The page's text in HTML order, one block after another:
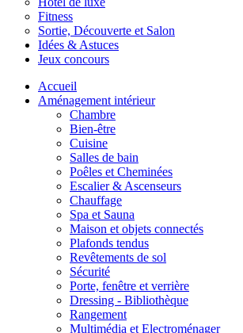
Fitness
Sortie, Découverte et Salon
Idées & Astuces
Jeux concours
Accueil
Aménagement intérieur
Chambre
Bien-être
Cuisine
Salles de bain
Poêles et Cheminées
Escalier & Ascenseurs
Chauffage
Spa et Sauna
Maison et objets connectés
Plafonds tendus
Revêtements de sol
Sécurité
Porte, fenêtre et verrière
Dressing - Bibliothèque
Rangement
Multimédia et Electroménager